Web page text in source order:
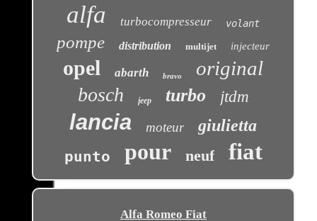
alfa turbocompresseur volant
pompe distribution multijet injecteur
opel abarth bravo original
bosch jeep turbo jtdm
lancia moteur giulietta
punto pour neuf fiat
Alfa Romeo Fiat